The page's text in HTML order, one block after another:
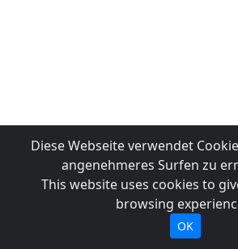
Diese Webseite verwendet
angenehmeres Surfen zu
This website uses cookies to
browsing
OK